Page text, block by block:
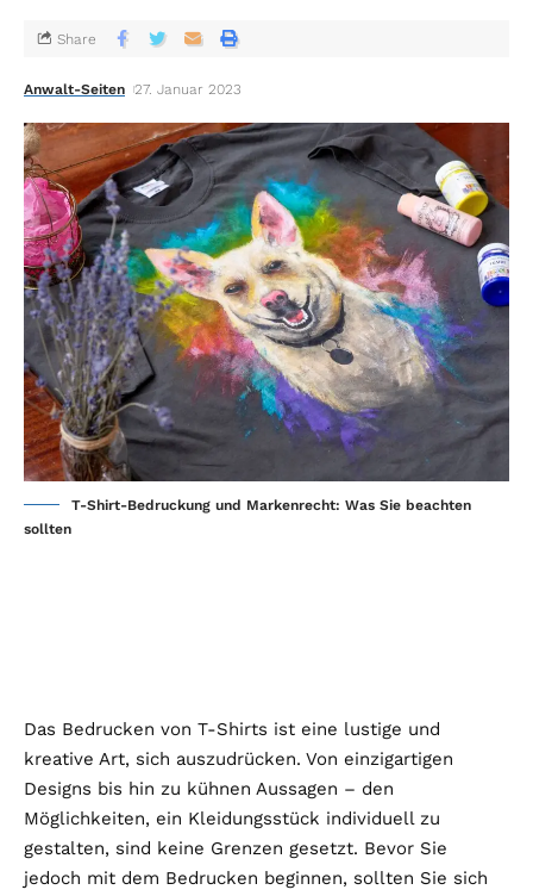
Anwalt-Seiten 27. Januar 2023
Share
T-Shirt-Bedruckung und Markenrecht: Was Sie beachten
sollten
Das Bedrucken von T-Shirts ist eine lustige und
kreative Art, sich auszudrücken. Von einzigartigen
Designs bis hin zu kühnen Aussagen – den
Möglichkeiten, ein Kleidungsstück individuell zu
gestalten, sind keine Grenzen gesetzt. Bevor Sie
jedoch mit dem Bedrucken beginnen, sollten Sie sich